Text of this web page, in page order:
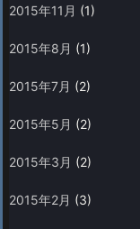
2015年11月 (1)
2015年8月 (1)
2015年7月 (2)
2015年5月 (2)
2015年3月 (2)
2015年2月 (3)